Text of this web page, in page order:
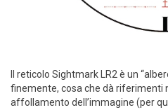
Il reticolo Sightmark LR2 è un
finemente, cosa che dà riferimenti
affollamento dell’immagine (per